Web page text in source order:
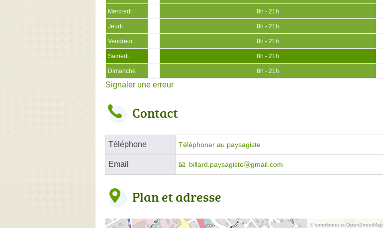
Mercredi 8h - 21h
Jeudi 8h - 21h
Vendredi 8h - 21h
Samedi 8h - 21h
Dimanche 8h - 21h
Signaler une erreur
Contact
Téléphone Téléphoner au paysagiste
Email billard.paysagisteⓐgmail.com
Plan et adresse
© contributeurs OpenStreetMap